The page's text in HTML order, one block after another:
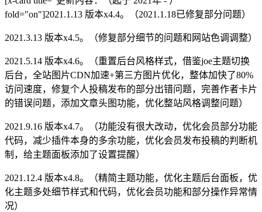
fold="on"]2021.1.13 版本x4.4。（2021.1.18已修复部分问题）
2021.3.13 版本x4.5。（修复部分细节的问题和网站色调调整）
2021.5.14 版本x4.6。（重置后台风格样式，借鉴joe主题切换
后台，全站图片CDN加速+第三方图片优化，整体加快了80%
访问速度，修复个人投稿发布的部分出错问题，完善作者卡片
的错误问题，添加文章头图功能，优化整站风格调整问题）
2021.9.16 版本x4.7。（功能没有很大改动，优化会员部分功能
代码，减少插件本身的多余功能，优化会员发布投稿的判断机
制，给主题面板添加了设置提醒）
2021.12.4 版本x4.8。（精简主题功能，优化主题后台面板，优
化主题多处细节样式和代码，优化会员功能和部分操作异常情
况）